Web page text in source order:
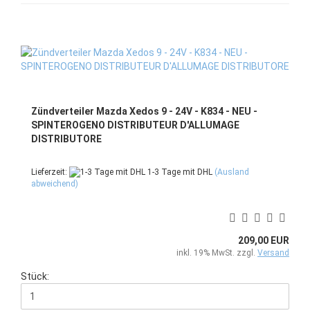
Zündverteiler Mazda Xedos 9 - 24V - K834 - NEU -
SPINTEROGENO DISTRIBUTEUR D'ALLUMAGE
DISTRIBUTORE
Lieferzeit: 1-3 Tage mit DHL (Ausland
abweichend)
209,00 EUR
inkl. 19% MwSt. zzgl. Versand
Stück: